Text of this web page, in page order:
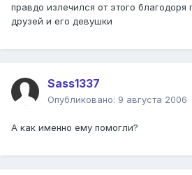
правдо излечился от этого
друзей и его девушки
Sass1337
Опубликовано: 9 августа 2006
А как именно ему помогли?